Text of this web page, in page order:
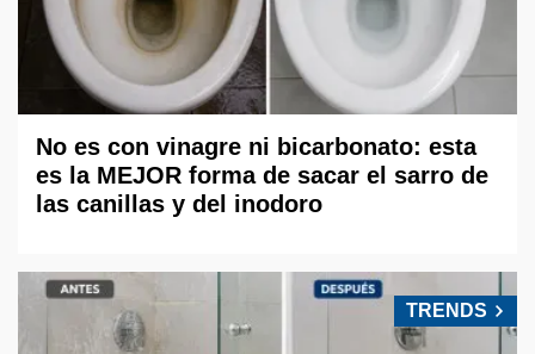
No es con vinagre ni bicarbonato: esta
es la MEJOR forma de sacar el sarro de
las canillas y del inodoro
TRENDS